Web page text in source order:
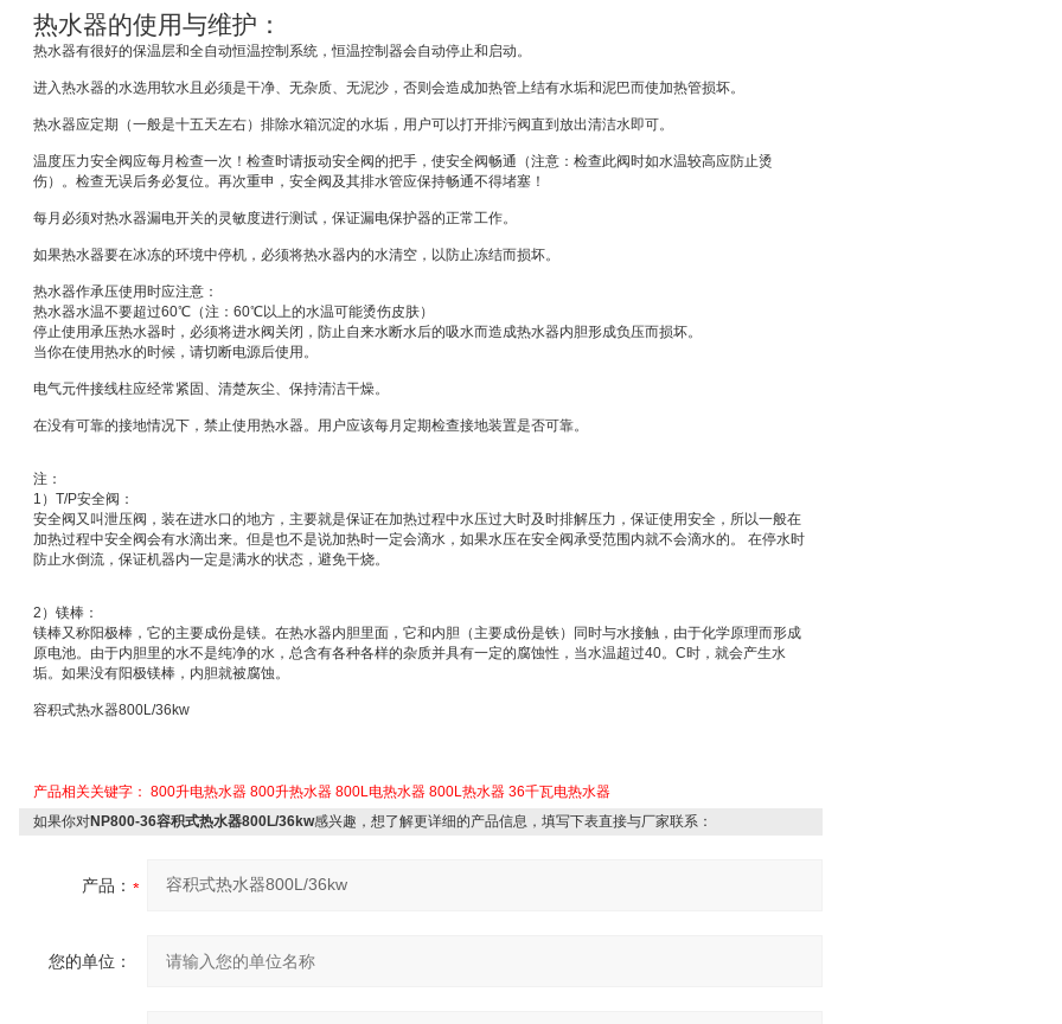
热水器的使用与维护：
热水器有很好的保温层和全自动恒温控制系统，恒温控制器会自动停止和启动。
进入热水器的水选用软水且必须是干净、无杂质、无泥沙，否则会造成加热管上结有水垢和泥巴而使加热管损坏。
热水器应定期（一般是十五天左右）排除水箱沉淀的水垢，用户可以打开排污阀直到放出清洁水即可。
温度压力安全阀应每月检查一次！检查时请扳动安全阀的把手，使安全阀畅通（注意：检查此阀时如水温较高应防止烫
伤）。检查无误后务必复位。再次重申，安全阀及其排水管应保持畅通不得堵塞！
每月必须对热水器漏电开关的灵敏度进行测试，保证漏电保护器的正常工作。
如果热水器要在冰冻的环境中停机，必须将热水器内的水清空，以防止冻结而损坏。
热水器作承压使用时应注意：
热水器水温不要超过60℃ （注： 60℃以上的水温可能烫伤皮肤）
停止使用承压热水器时，必须将进水阀关闭，防止自来水断水后的吸水而造成热水器内胆形成负压而损坏。
当你在使用热水的时候，请切断电源后使用。
电气元件接线柱应经常紧固、清楚灰尘、保持清洁干燥。
在没有可靠的接地情况下，禁止使用热水器。用户应该每月定期检查接地装置是否可靠。
注：
1 ） T/P安全阀：
安全阀又叫泄压阀 ，装在进水口的地方，主要就是保证在加热过程中水压过大时及时排解压力，保证使用安全，所以一般在
加热过程中安全阀会有水滴出来。但是也不是说加热时一定会滴水，如果水压在安全阀承受范围内就不会滴水的。
在停水时
防止水倒流，保证机器内一定是满水的状态，避免干烧。
2 ） 镁棒：
镁棒又称阳极棒 ，它的主要成份是镁。在热水器内胆里面，它和内胆（主要成份是铁）同时与水接触，由于化学原理而形成
原电池。由于内胆里的水不是纯净的水，总含有各种各样的杂质并具有一定的腐蚀性，当水温超过40。 C时，就会产生水
垢。如果没有阳极镁棒，内胆就被腐蚀。
容积式热水器800L/36kw
产品相关关键字： 800升电热水器 800升热水器 800L电热水器 800L热水器 36千瓦电热水器
如果你对NP800-36容积式热水器800L/36kw感兴趣，想了解更详细的产品信息，填写下表直接与厂家联系：
产品：
您的单位：